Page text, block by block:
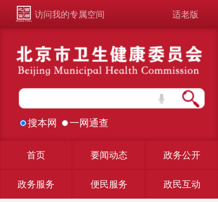
访问我的专属空间 适老版
搜本网 一网通查
首页 要闻动态 政务公开
政务服务 便民服务 政民互动